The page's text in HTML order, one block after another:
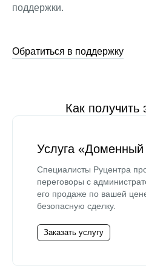
поддержки.
Обратиться в поддержку
Как получить
Услуга «Доменный
Специалисты Руцентра
переговоры с
его продаже по вашей
безопасную сделку.
Заказать услугу